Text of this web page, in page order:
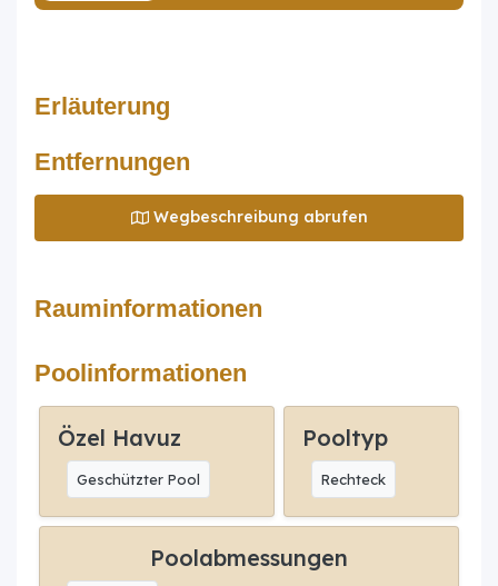
Erläuterung
Entfernungen
Wegbeschreibung abrufen
Rauminformationen
Poolinformationen
Özel Havuz
Geschützter Pool
Pooltyp
Rechteck
Poolabmessungen